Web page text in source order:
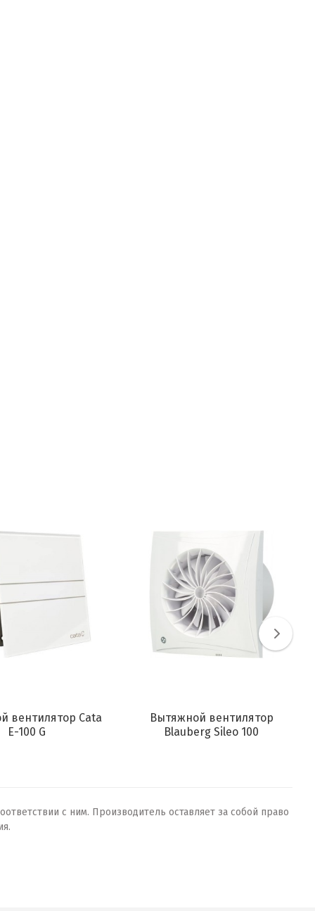
вентилятор Cata
E-100 G
Вытяжной вентилятор
Blauberg Sileo 100
с ним. Производитель оставляет за собой право